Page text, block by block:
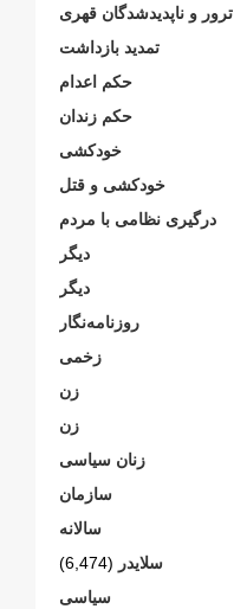
ترور و ناپدیدشدگان قهری
تمدید بازداشت
حکم اعدام
حکم زندان
خودکشی
خودکشی و قتل
درگیری نظامی با مردم
دیگر
دیگر
روزنامەنگار
زخمی
زن
زن
زنان سیاسی
سازمان
سالانە
سلایدر (6,474)
سیاسی